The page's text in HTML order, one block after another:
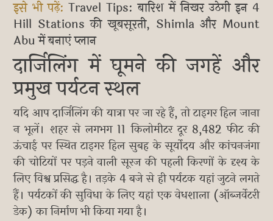
इसे भी पढ़ें:Travel Tips: बारिश में निखर उठेगी इन 4
Hill Stations की खूबसूरती, Shimla और Mount
Abu में बनाएं प्लान
दार्जिलिंग में घूमने की जगहें और
प्रमुख पर्यटन स्थल
यदि आप दार्जिलिंग की यात्रा पर जा रहे हैं, तो टाइगर हिल जाना
न भूलें। शहर से लगभग 11 किलोमीटर दूर 8,482 फीट की
ऊंचाई पर स्थित टाइगर हिल सुबह के सूर्योदय और कांचनजंगा
की चोटियों पर पड़ने वाली सूरज की पहली किरणों के दृश्य के
लिए विश्व प्रसिद्ध है। तड़के 4 बजे से ही पर्यटक यहां जुटने लगते
हैं। पर्यटकों की सुविधा के लिए यहां एक वेधशाला (ऑब्जर्वेटरी
डेक) का निर्माण भी किया गया है।